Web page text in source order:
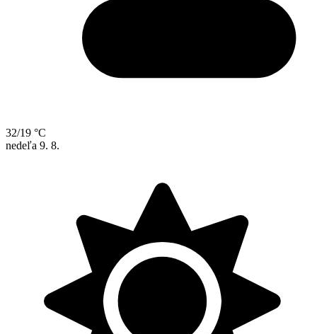
32/19 °C
nedeľa 9. 8.